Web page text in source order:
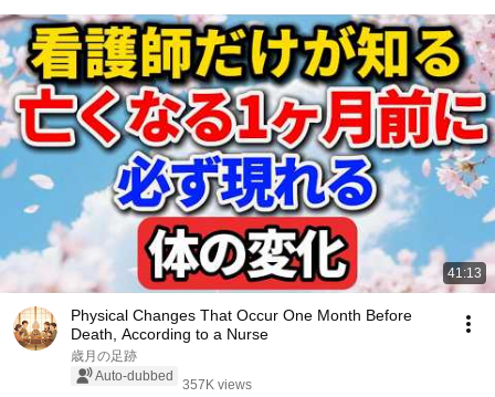
41:13
Physical Changes That Occur One Month Before
Death, According to a Nurse
歳月の足跡
Auto-dubbed
357K views